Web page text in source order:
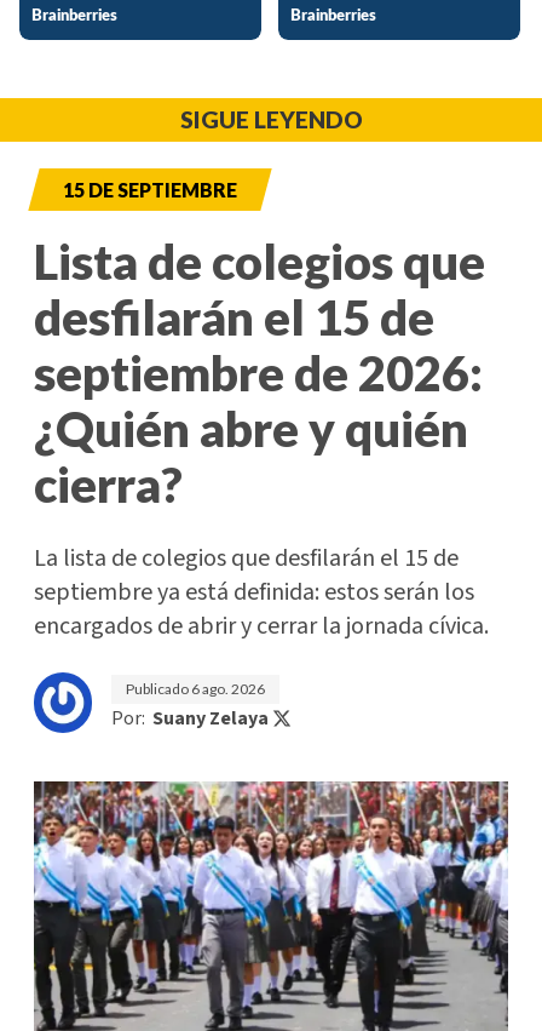
SIGUE LEYENDO
15 DE SEPTIEMBRE
Lista de colegios que
desfilarán el 15 de
septiembre de 2026:
¿Quién abre y quién
cierra?
La lista de colegios que desfilarán el 15 de
septiembre ya está definida: estos serán los
encargados de abrir y cerrar la jornada cívica.
Publicado 6 ago. 2026
Por: Suany Zelaya